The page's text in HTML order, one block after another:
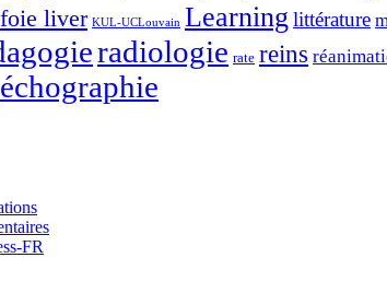
liver KUL-UCLouvain Learning littérature
radiologie rate reins
échographie
FR